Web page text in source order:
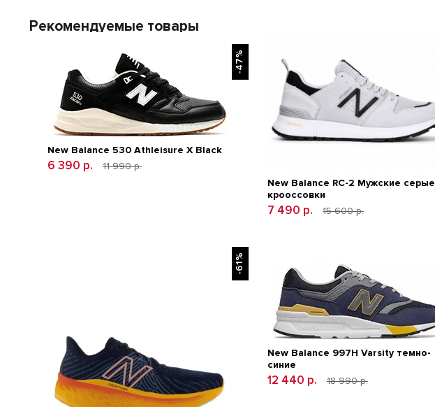
Рекомендуемые товары
-47%
New Balance 530 Athleisure X Black
6 390 р. 11 990 р.
New Balance RC-2 Мужские серые
крооссовки
7 490 р. 15 600 р.
-61%
New Balance 997H Varsity темно-
синие
12 440 р. 18 990 р.